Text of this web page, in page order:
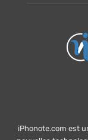
iPhonote.com est